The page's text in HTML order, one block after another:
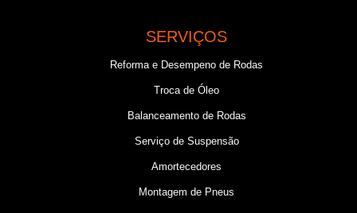
SERVIÇOS
Reforma e Desempeno de Rodas
Troca de Óleo
Balanceamento de Rodas
Serviço de Suspensão
Amortecedores
Montagem de Pneus